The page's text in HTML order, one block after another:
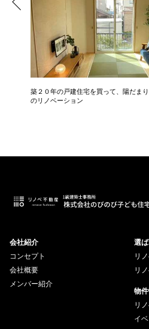
築２０年の戸建住宅を買って、陽だま
のリノベーション
会社紹介
コンセプト
会社概要
メンバー紹介
選
リ
リ
物
リ
イ